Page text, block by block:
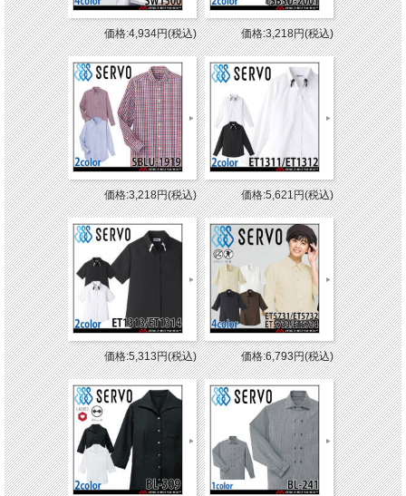
価格:4,934円(税込) 価格:3,218円(税込)
価格:3,218円(税込) 価格:5,621円(税込)
価格:5,313円(税込) 価格:6,793円(税込)